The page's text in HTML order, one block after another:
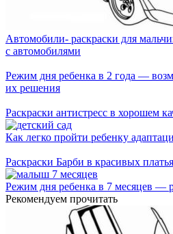
Автомобили- раскраски для
с автомобилями
Режим дня ребенка в 2 года —
их решения
Раскраски антистресс в хорошем
Как легко пройти ребенку
Раскраски Барби в красивых
Режим дня ребенка в 7 месяцев —
Рекомендуем прочитать